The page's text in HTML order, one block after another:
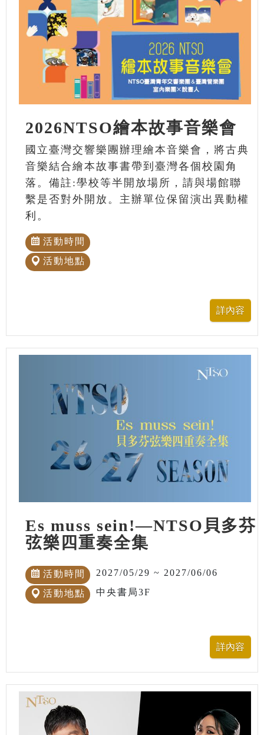
2026NTSO繪本故事音樂會
國立臺灣交響樂團辦理繪本音樂會，將古典
音樂結合繪本故事書帶到臺灣各個校園角
落。備註:學校等半開放場所，請與場館聯
繫是否對外開放。主辦單位保留演出異動權
利。
活動時間
活動地點
Es muss sein!—NTSO貝多芬
弦樂四重奏全集
活動時間 2027/05/29 ~ 2027/06/06
活動地點 中央書局3F